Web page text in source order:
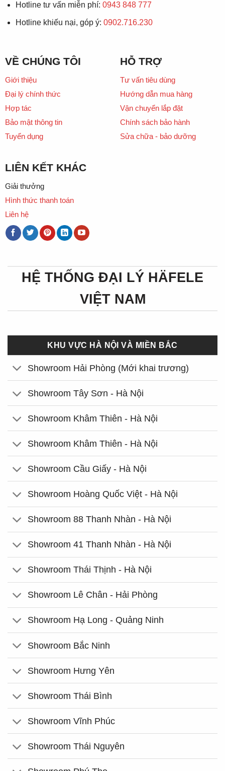
Hotline tư vấn miễn phí: 0943 848 777
Hotline khiếu nại, góp ý: 0902.716.230
VỀ CHÚNG TÔI
Giới thiệu
Đại lý chính thức
Hợp tác
Bảo mật thông tin
Tuyển dụng
HỖ TRỢ
Tư vấn tiêu dùng
Hướng dẫn mua hàng
Vận chuyển lắp đặt
Chính sách bảo hành
Sửa chữa - bảo dưỡng
LIÊN KẾT KHÁC
Giải thưởng
Hình thức thanh toán
Liên hệ
HỆ THỐNG ĐẠI LÝ HÄFELE
VIỆT NAM
KHU VỰC HÀ NỘI VÀ MIỀN BẮC
Showroom Hải Phòng (Mới khai trương)
Showroom Tây Sơn - Hà Nội
Showroom Khâm Thiên - Hà Nội
Showroom Khâm Thiên - Hà Nội
Showroom Cầu Giấy - Hà Nội
Showroom Hoàng Quốc Việt - Hà Nội
Showroom 88 Thanh Nhàn - Hà Nội
Showroom 41 Thanh Nhàn - Hà Nội
Showroom Thái Thịnh - Hà Nội
Showroom Lê Chân - Hải Phòng
Showroom Hạ Long - Quảng Ninh
Showroom Bắc Ninh
Showroom Hưng Yên
Showroom Thái Bình
Showroom Vĩnh Phúc
Showroom Thái Nguyên